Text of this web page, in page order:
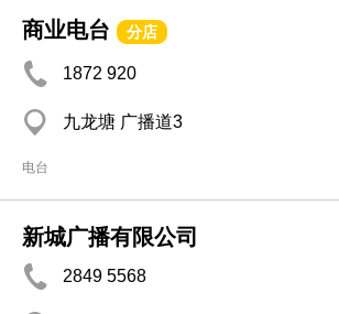
商业电台 分店
1872 920
九龙塘 广播道3
电台
新城广播有限公司
2849 5568